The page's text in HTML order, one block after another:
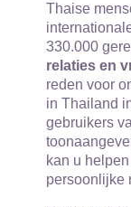
Thaise
330.000
relaties en
reden voor
in Thailand
gebruikers
kan u
persoonlijke